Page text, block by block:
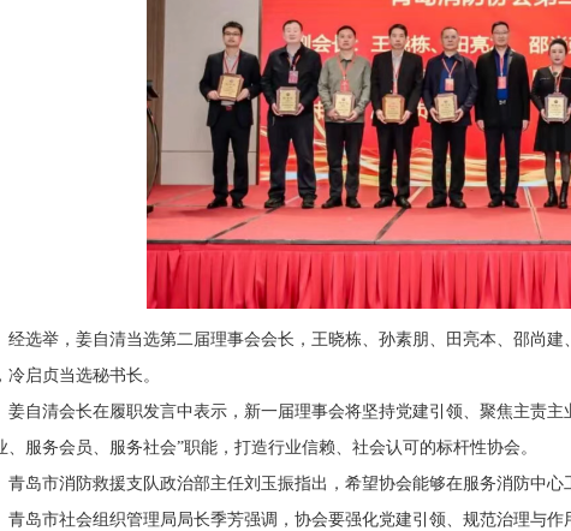
经选举，姜自清当选第二届理事会会长，王晓栋、孙素朋、田亮本、邵尚
冷启贞当选秘书长。
姜自清会长在履职发言中表示，新一届理事会将坚持党建引领、聚焦主责
、服务会员、服务社会”职能，打造行业信赖、社会认可的标杆性协会。
青岛市消防救援支队政治部主任刘玉振指出，希望协会能够在服务消防中
青岛市社会组织管理局局长季芳强调，协会要强化党建引领、规范治理与作